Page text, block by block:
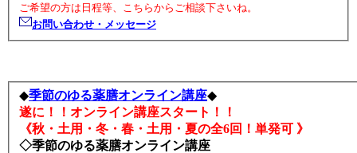
ご希望の方は日程等、こちらからご相談下さいね。
お問い合わせ・メッセージ
◆季節のゆる薬膳オンライン講座◆
遂に！！オンライン講座スタート！！
《秋・土用・冬・春・土用・夏の全6回！単発可 》
◇季節のゆる薬膳オンライン講座